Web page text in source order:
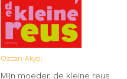
Özcan Akyol
Mijn moeder, de kleine reus